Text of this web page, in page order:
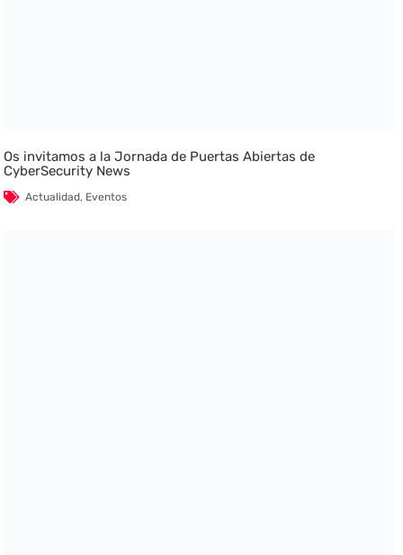
Os invitamos a la Jornada de Puertas Abiertas de
CyberSecurity News
Actualidad, Eventos